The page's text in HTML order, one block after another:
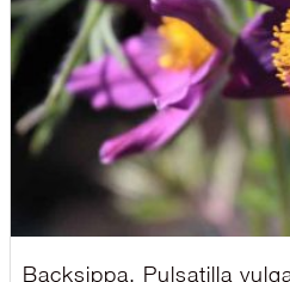
Backsippa, Pulsatilla